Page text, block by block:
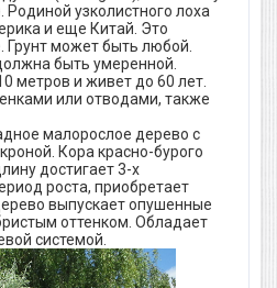
узколистного лоха
и еще Китай. Это
Грунт может быть любой.
быть умеренной.
метров и живет до 60 лет.
или отводами, также
малорослое дерево с
Кора красно-бурого
достигает 3-х
роста, приобретает
выпускает опушенные
оттенком. Обладает
системой.